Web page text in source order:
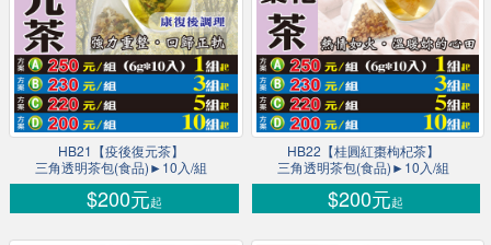
HB21【疫後復元茶】
三角透明茶包(食品)►10入/組
$200元起
HB22【桂圓紅棗枸杞茶】
三角透明茶包(食品)►10入/組
$200元起